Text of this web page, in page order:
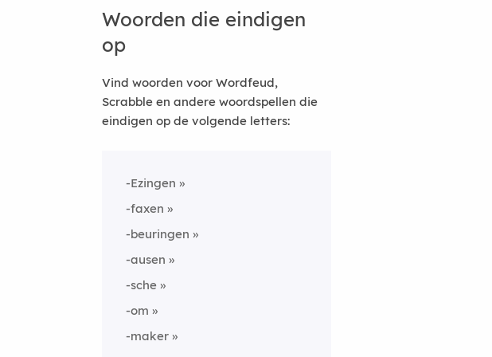
Woorden die eindigen
op
Vind woorden voor Wordfeud,
Scrabble en andere woordspellen die
eindigen op de volgende letters:
-Ezingen
-faxen
-beuringen
-ausen
-sche
-om
-maker